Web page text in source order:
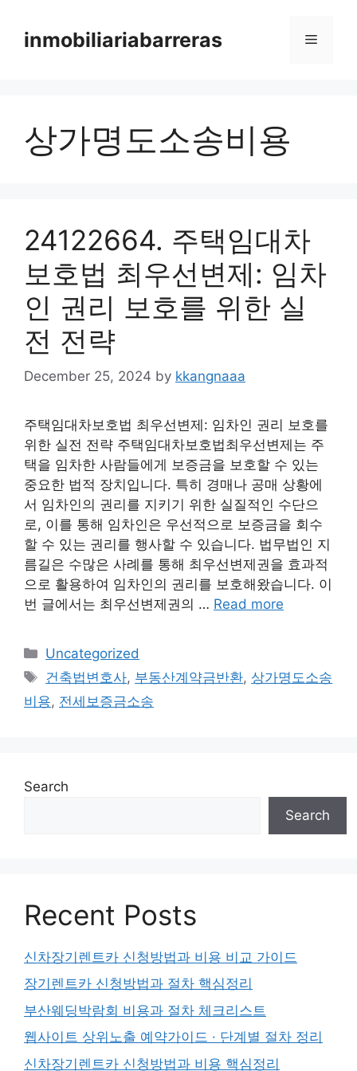
contentinmobiliariabarreras Menu
상가명도소송비용
24122664. 주택임대차
보호법 최우선변제: 임차
인 권리 보호를 위한 실
전 전략
December 25, 2024 by kkangnaaa
주택임대차보호법 최우선변제: 임차인 권리 보호를
위한 실전 전략 주택임대차보호법최우선변제는 주
택을 임차한 사람들에게 보증금을 보호할 수 있는
중요한 법적 장치입니다. 특히 경매나 공매 상황에
서 임차인의 권리를 지키기 위한 실질적인 수단으
로, 이를 통해 임차인은 우선적으로 보증금을 회수
할 수 있는 권리를 행사할 수 있습니다. 법무법인 지
름길은 수많은 사례를 통해 최우선변제권을 효과적
으로 활용하여 임차인의 권리를 보호해왔습니다. 이
번 글에서는 최우선변제권의 … Read more
Categories
Uncategorized
Tags
건축법변호사, 부동산계약금반환, 상가명도소송
비용, 전세보증금소송
Search
Search
Recent Posts
신차장기렌트카 신청방법과 비용 비교 가이드
장기렌트카 신청방법과 절차 핵심정리
부산웨딩박람회 비용과 절차 체크리스트
웹사이트 상위노출 예약가이드 · 단계별 절차 정리
신차장기렌트카 신청방법과 비용 핵심정리